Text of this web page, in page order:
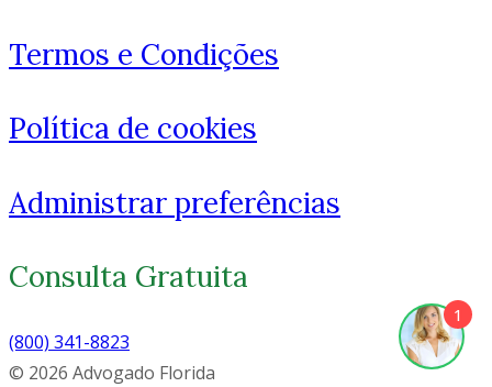
Termos e Condições
Política de cookies
Administrar preferências
Consulta Gratuita
(800) 341-8823
© 2026 Advogado Florida
1